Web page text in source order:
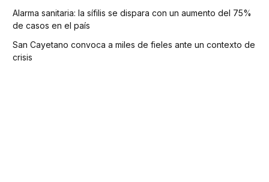
Alarma sanitaria: la sífilis se dispara con un aumento del 75%
de casos en el país
San Cayetano convoca a miles de fieles ante un contexto de
crisis